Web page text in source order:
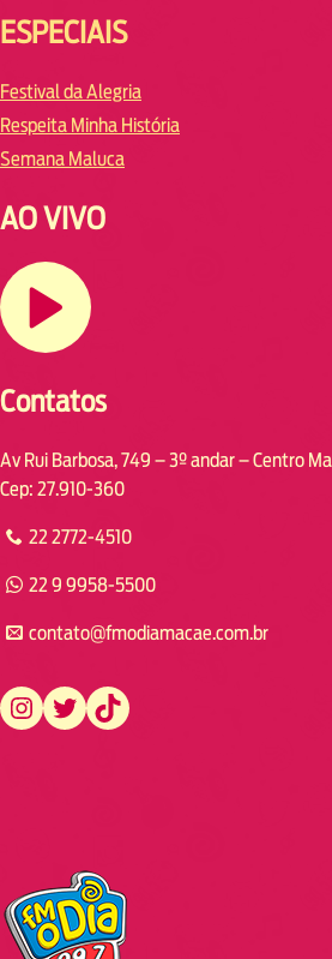
ESPECIAIS
Festival da Alegria
Respeita Minha História
Semana Maluca
AO VIVO
Contatos
Av Rui Barbosa, 749 – 3º andar – Centro
Cep: 27.910-360
22 2772-4510
22 9 9958-5500
contato@fmodiamacae.com.br
https://www.instagram.com/fmodia.macae/ https://twitter.com/fmodia.macae/ https://www.tiktok.com/@fmodia.macae